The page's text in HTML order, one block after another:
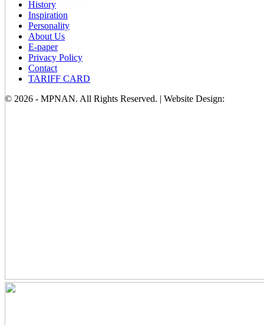
History
Inspiration
Personality
About Us
E-paper
Privacy Policy
Contact
TARIFF CARD
© 2026 - MPNAN. All Rights Reserved. | Website Design: